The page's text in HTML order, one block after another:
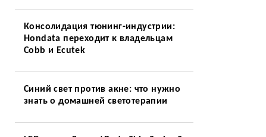
Консолидация тюнинг-индустрии:
Hondata переходит к владельцам
Cobb и Ecutek
Синий свет против акне: что нужно
знать о домашней светотерапии